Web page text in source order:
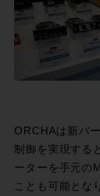
ORCHAは新バ
制御を実現する
ーターを手元の
ことも可能とな